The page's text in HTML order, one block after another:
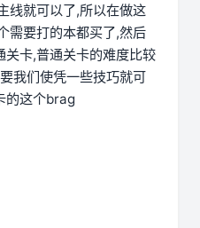
线就可以了,所以在做这
需要打的本都买了,然后
卡,普通关卡的难度比较
我们使凭一些技巧就可
的这个brag